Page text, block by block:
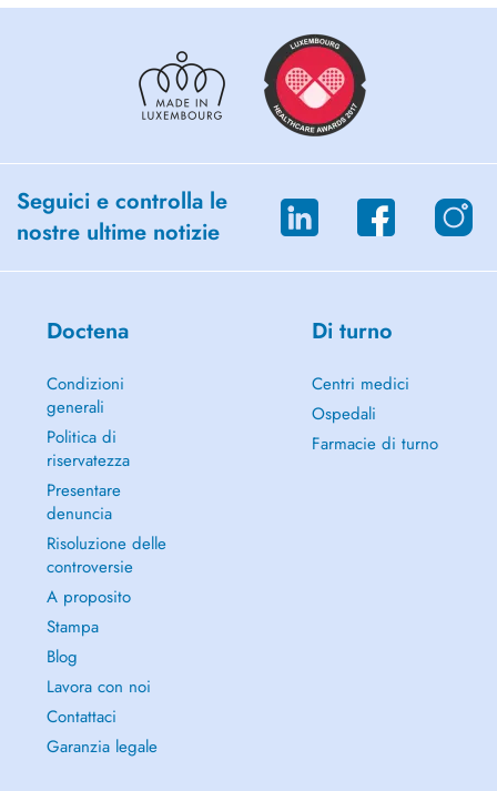
Seguici e controlla le
nostre ultime notizie
Doctena
Condizioni
generali
Politica di
riservatezza
Presentare
denuncia
Risoluzione delle
controversie
A proposito
Stampa
Blog
Lavora con noi
Contattaci
Garanzia legale
Di turno
Centri medici
Ospedali
Farmacie di turno